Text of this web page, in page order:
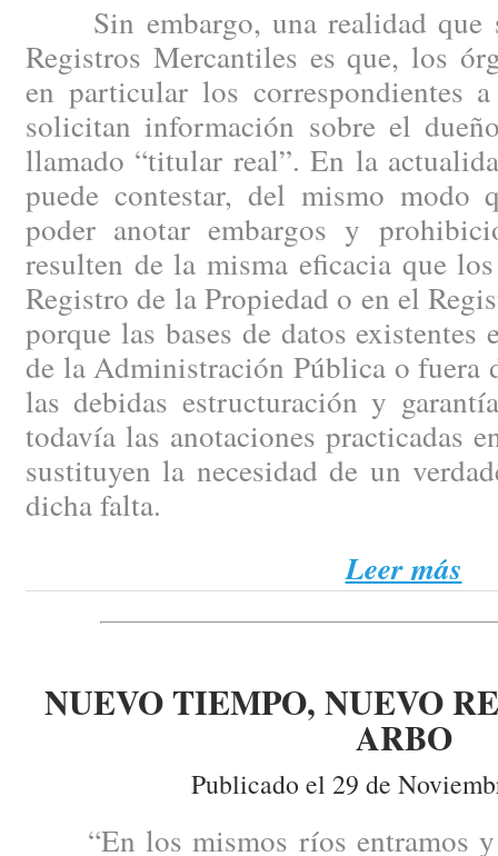
Sin embargo, una realidad que
Registros Mercantiles es que, los
en particular los correspondientes
solicitan información sobre el
llamado “titular real”. En la
puede contestar, del mismo modo
poder anotar embargos y
resulten de la misma eficacia que
Registro de la Propiedad o en el
porque las bases de datos
de la Administración Pública o fuera
las debidas estructuración y
todavía las anotaciones practicadas
sustituyen la necesidad de un
dicha falta.
Leer más
NUEVO TIEMPO, NUEVO
ARBO
Publicado el 29 de
“En los mismos ríos entramos y